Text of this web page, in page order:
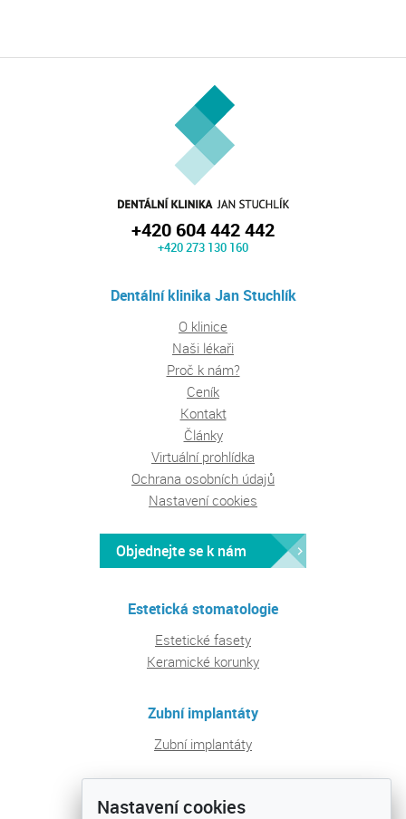
+420 604 442 442
+420 273 130 160
Dentální klinika Jan Stuchlík
O klinice
Naši lékaři
Proč k nám?
Ceník
Kontakt
Články
Virtuální prohlídka
Ochrana osobních údajů
Nastavení cookies
Objednejte se k nám
Estetická stomatologie
Estetické fasety
Keramické korunky
Zubní implantáty
Zubní implantáty
Pravidelná péče a prevence
Nastavení cookies